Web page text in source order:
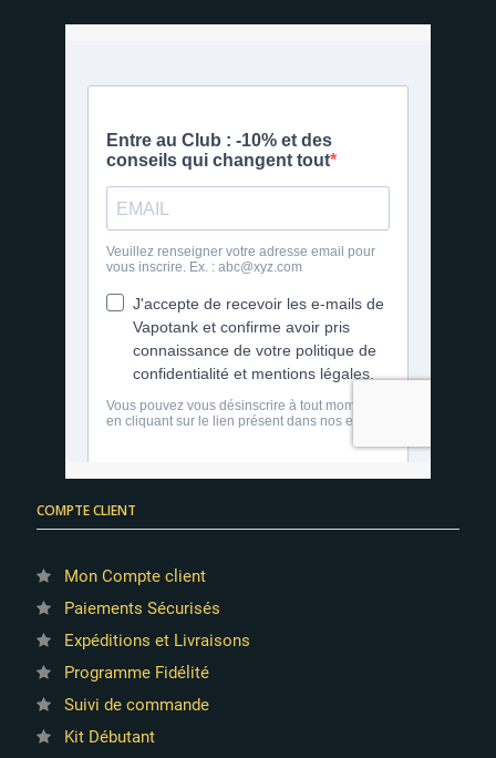
9 avis
COMPTE CLIENT
Mon Compte client
Paiements Sécurisés
Expéditions et Livraisons
Programme Fidélité
Suivi de commande
Kit Débutant